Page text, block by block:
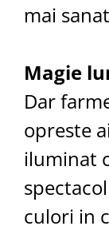
mai
Magie
Dar
opreste
iluminat
culori in